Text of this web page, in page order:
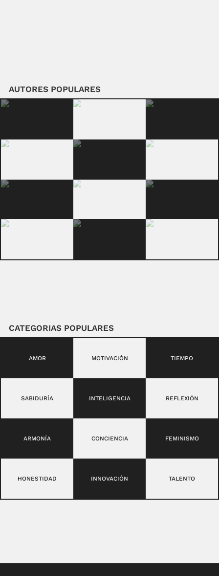
AUTORES POPULARES
CATEGORIAS POPULARES
AMOR MOTIVACIÓN TIEMPO
SABIDURÍA INTELIGENCIA REFLEXIÓN
ARMONÍA CONCIENCIA FEMINISMO
HONESTIDAD INNOVACIÓN TALENTO